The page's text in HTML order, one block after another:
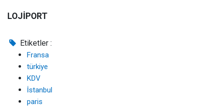
LOJİPORT
Etiketler :
Fransa
türkiye
KDV
İstanbul
paris